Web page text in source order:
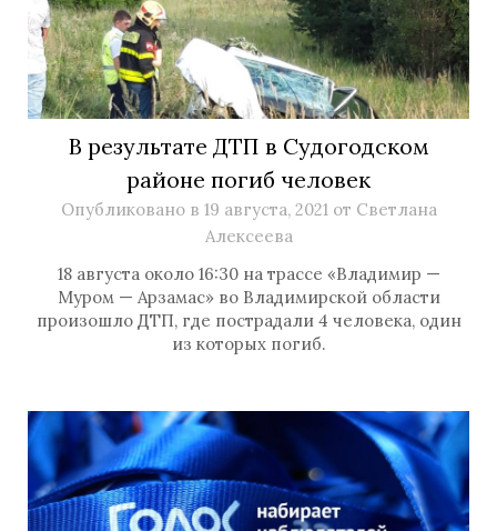
В результате ДТП в Судогодском
районе погиб человек
Опубликовано в 19 августа, 2021 от Светлана
Алексеева
18 августа около 16:30 на трассе «Владимир —
Муром — Арзамас» во Владимирской области
произошло ДТП, где пострадали 4 человека, один
из которых погиб.